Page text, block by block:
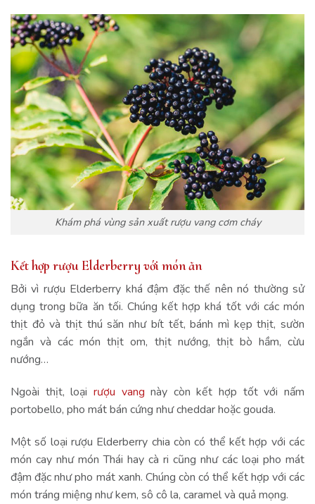
Khám phá vùng sản xuất rượu vang cơm cháy
Kết hợp rượu Elderberry với món ăn
Bởi vì rượu Elderberry khá đậm đặc thế nên nó thường sử
dụng trong bữa ăn tối. Chúng kết hợp khá tốt với các món
thịt đỏ và thịt thú săn như bít tết, bánh mì kẹp thịt, sườn
ngắn và các món thịt om, thịt nướng, thịt bò hầm, cừu
nướng…
Ngoài thịt, loại rượu vang này còn kết hợp tốt với nấm
portobello, pho mát bán cứng như cheddar hoặc gouda.
Một số loại rượu Elderberry chia còn có thể kết hợp với các
món cay như món Thái hay cà ri cũng như các loại pho mát
đậm đặc như pho mát xanh. Chúng còn có thể kết hợp với các
món tráng miệng như kem, sô cô la, caramel và quả mọng.